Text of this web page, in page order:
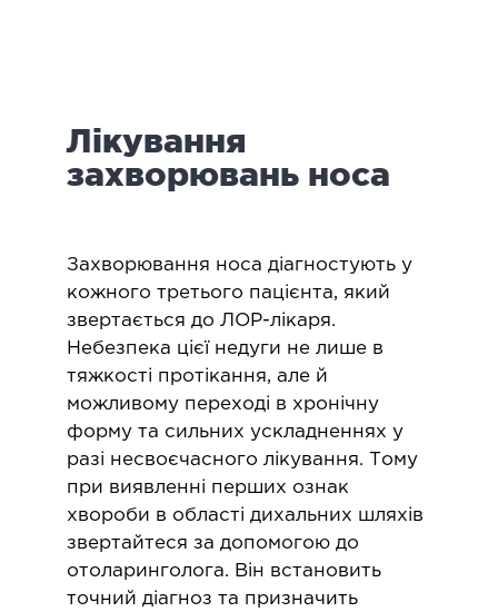
лицьова хірургія
ХІРУРГІЯ
в гінекології
в онкології
в урології
в хірургії
ТА ОНКОХІРУРГІЯ
і хвороби молочної залози
та онкохірургія
Лікування
захворювань носа
Захворювання носа діагностують у
кожного третього пацієнта, який
звертається до ЛОР-лікаря.
Небезпека цієї недуги не лише в
тяжкості протікання, але й
можливому переході в хронічну
форму та сильних ускладненнях у
разі несвоєчасного лікування. Тому
при виявленні перших ознак
хвороби в області дихальних шляхів
звертайтеся за допомогою до
отоларинголога. Він встановить
точний діагноз та призначить